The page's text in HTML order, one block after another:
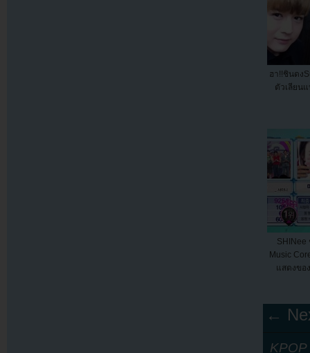
ฮา!!ชินดง
ตัวเลียน
SHINee
Music
แสดงขอ
←